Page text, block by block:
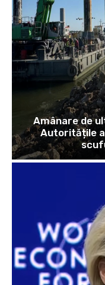
Amânare de
Autoritățile